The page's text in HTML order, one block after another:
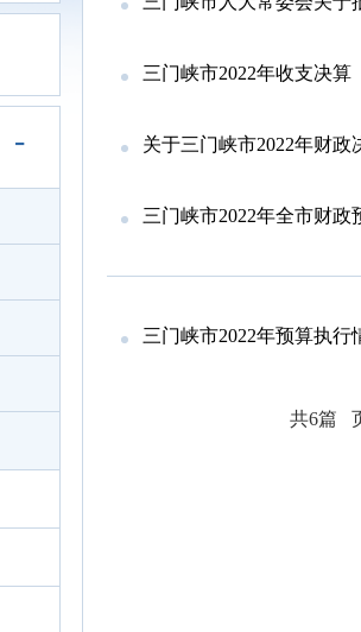
-
三门峡市2022年收支决算
关于三门峡市2022年财政
三门峡市2022年全市财政
三门峡市2022年预算执行
共6篇